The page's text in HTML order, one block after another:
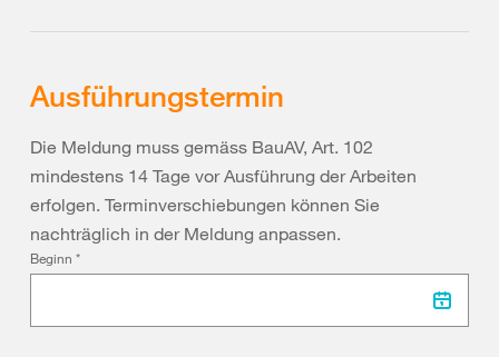
Ausführungstermin
Die Meldung muss gemäss BauAV, Art. 102
mindestens 14 Tage vor Ausführung der Arbeiten
erfolgen. Terminverschiebungen können Sie
nachträglich in der Meldung anpassen.
Beginn *